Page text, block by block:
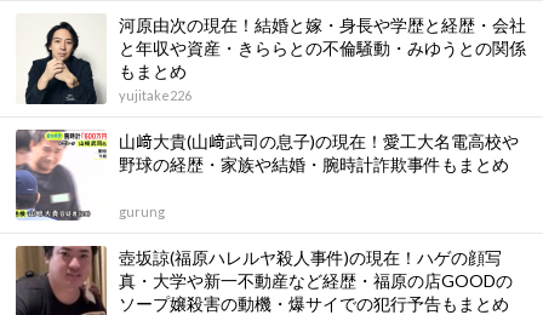
河原由次の現在！結婚と嫁・身長や学歴と経歴・会社
と年収や資産・きららとの不倫騒動・みゆうとの関係
もまとめ
yujitake226
山﨑大貴(山﨑武司の息子)の現在！愛工大名電高校や
野球の経歴・家族や結婚・腕時計詐欺事件もまとめ
gurung
壺坂諒(福原ハレルヤ殺人事件)の現在！ハゲの顔写
真・大学や新一不動産など経歴・福原の店GOODの
ソープ嬢殺害の動機・爆サイでの犯行予告もまとめ